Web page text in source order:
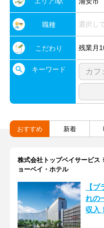
職種 選択し
こだわり 残業月
キーワード
おすすめ 新着
株式会社トップベイサービ
ョーベイ・ホテル
【
れの
収入